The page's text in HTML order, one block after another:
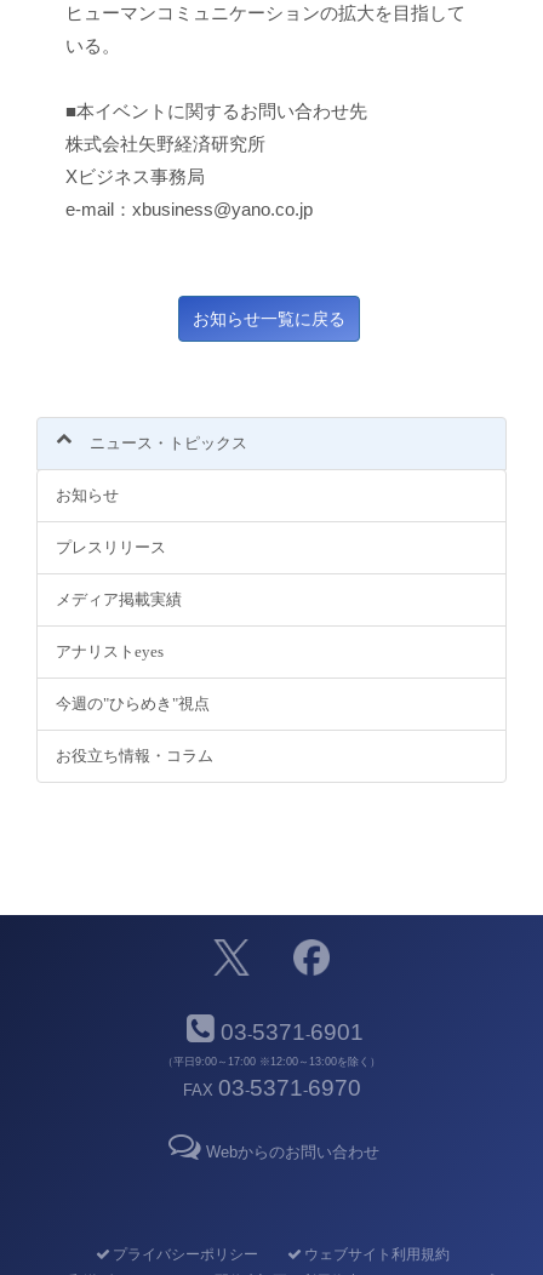
ヒューマンコミュニケーションの拡大を目指して
いる。
■本イベントに関するお問い合わせ先
株式会社矢野経済研究所
Xビジネス事務局
e-mail：xbusiness@yano.co.jp
ニュース・トピックス
お知らせ
プレスリリース
メディア掲載実績
アナリストeyes
今週の"ひらめき"視点
お役立ち情報・コラム
03-5371-6901
（平日9:00～17:00 ※12:00～13:00を除く）
FAX 03-5371-6970
Webからのお問い合わせ
プライバシーポリシー
ウェブサイト利用規約